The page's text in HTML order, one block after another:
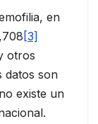
en
[3]
otros
datos son
existe un